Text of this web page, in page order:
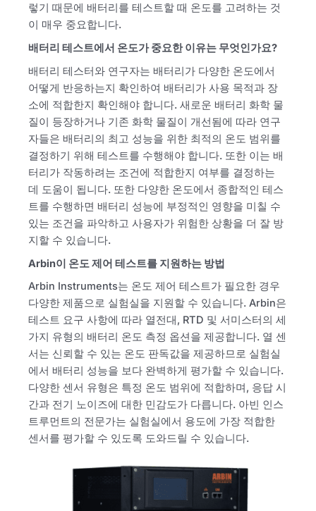
렇기 때문에 배터리를 테스트할 때 온도를 고려하는 것
이 매우 중요합니다.
배터리 테스트에서 온도가 중요한 이유는 무엇인가요?
배터리 테스터와 연구자는 배터리가 다양한 온도에서
어떻게 반응하는지 확인하여 배터리가 사용 목적과 장
소에 적합한지 확인해야 합니다. 새로운 배터리 화학 물
질이 등장하거나 기존 화학 물질이 개선됨에 따라 연구
자들은 배터리의 최고 성능을 위한 최적의 온도 범위를
결정하기 위해 테스트를 수행해야 합니다. 또한 이는 배
터리가 작동하려는 조건에 적합한지 여부를 결정하는
데 도움이 됩니다. 또한 다양한 온도에서 종합적인 테스
트를 수행하면 배터리 성능에 부정적인 영향을 미칠 수
있는 조건을 파악하고 사용자가 위험한 상황을 더 잘 방
지할 수 있습니다.
Arbin이 온도 제어 테스트를 지원하는 방법
Arbin Instruments는 온도 제어 테스트가 필요한 경우
다양한 제품으로 실험실을 지원할 수 있습니다. Arbin은
테스트 요구 사항에 따라 열전대, RTD 및 서미스터의 세
가지 유형의 배터리 온도 측정 옵션을 제공합니다. 열 센
서는 신뢰할 수 있는 온도 판독값을 제공하므로 실험실
에서 배터리 성능을 보다 완벽하게 평가할 수 있습니다.
다양한 센서 유형은 특정 온도 범위에 적합하며, 응답 시
간과 전기 노이즈에 대한 민감도가 다릅니다. 아빈 인스
트루먼트의 전문가는 실험실에서 용도에 가장 적합한
센서를 평가할 수 있도록 도와드릴 수 있습니다.